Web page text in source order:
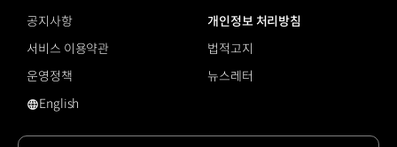
공지사항
개인정보 처리방침
서비스 이용약관
법적고지
운영정책
뉴스레터
#UTILe에 대한 검색 결과가 없습니다
English